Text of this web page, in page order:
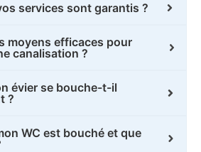
services sont garantis ?
moyens efficaces pour
canalisation ?
évier se bouche-t-il
?
WC est bouché et que